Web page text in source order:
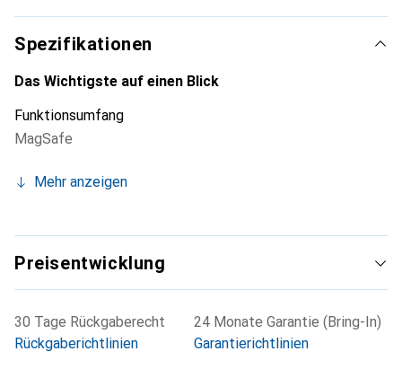
die Marke Noreve eine sichere Wahl für eine
anspruchsvolle Kundschaft.
Spezifikationen
Das Wichtigste auf einen Blick
Funktionsumfang
MagSafe
Mehr anzeigen
Preisentwicklung
30 Tage Rückgaberecht
Rückgaberichtlinien
24 Monate Garantie (Bring-In)
Garantierichtlinien